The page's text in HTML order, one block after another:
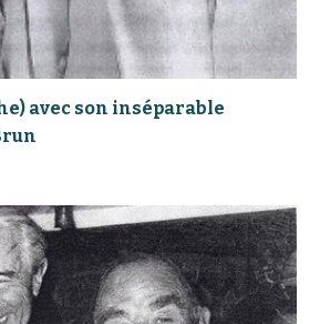
avec son inséparable